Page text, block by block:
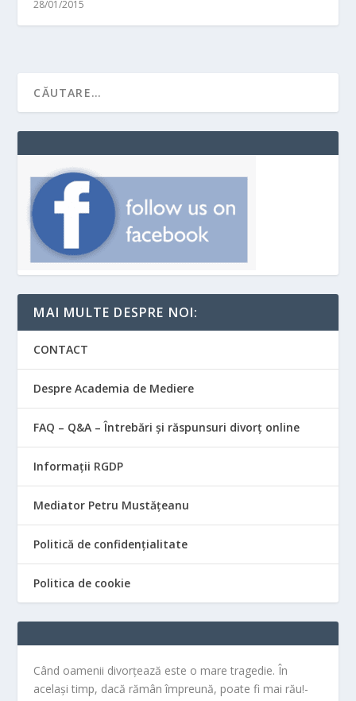
28/01/2015
MAI MULTE DESPRE NOI:
CONTACT
Despre Academia de Mediere
FAQ – Q&A – Întrebări și răspunsuri divorț online
Informații RGDP
Mediator Petru Mustățeanu
Politică de confidențialitate
Politica de cookie
Când oamenii divorțează este o mare tragedie. În
același timp, dacă rămân împreună, poate fi mai rău!-